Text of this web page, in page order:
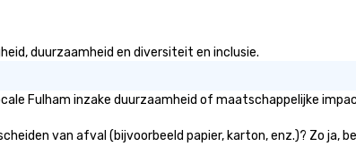
duurzaamheid en diversiteit en inclusie.
Fulham inzake duurzaamheid of maatschappelijke
van afval (bijvoorbeeld papier, karton, enz.)? Zo ja,